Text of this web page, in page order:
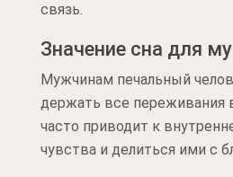
связь.
Значение сна для
Мужчинам печальный
держать все переживания
часто приводит к
чувства и делиться ими с